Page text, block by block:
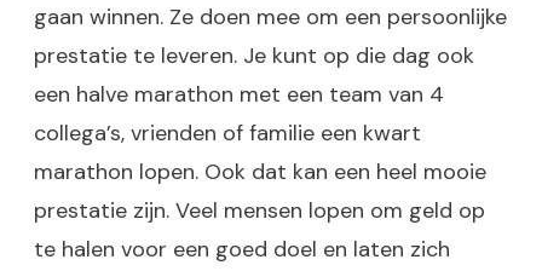
gaan winnen. Ze doen mee om een persoonlijke
prestatie te leveren. Je kunt op die dag ook
een halve marathon met een team van 4
collega’s, vrienden of familie een kwart
marathon lopen. Ook dat kan een heel mooie
prestatie zijn. Veel mensen lopen om geld op
te halen voor een goed doel en laten zich